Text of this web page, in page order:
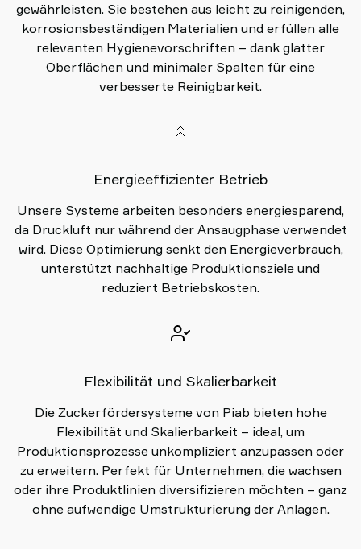
gewährleisten. Sie bestehen aus leicht zu reinigenden,
korrosionsbeständigen Materialien und erfüllen alle
relevanten Hygienevorschriften – dank glatter
Oberflächen und minimaler Spalten für eine
verbesserte Reinigbarkeit.
Energieeffizienter Betrieb
Unsere Systeme arbeiten besonders energiesparend,
da Druckluft nur während der Ansaugphase verwendet
wird. Diese Optimierung senkt den Energieverbrauch,
unterstützt nachhaltige Produktionsziele und
reduziert Betriebskosten.
Flexibilität und Skalierbarkeit
Die Zuckerfördersysteme von Piab bieten hohe
Flexibilität und Skalierbarkeit – ideal, um
Produktionsprozesse unkompliziert anzupassen oder
zu erweitern. Perfekt für Unternehmen, die wachsen
oder ihre Produktlinien diversifizieren möchten – ganz
ohne aufwendige Umstrukturierung der Anlagen.